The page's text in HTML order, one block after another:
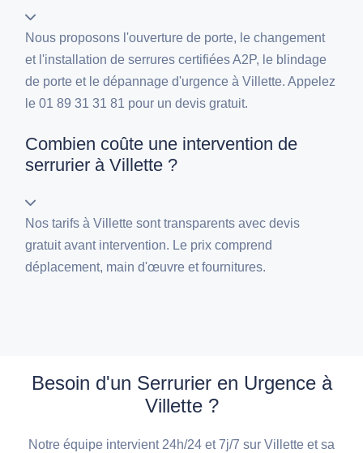
Nous proposons l'ouverture de porte, le changement
et l'installation de serrures certifiées A2P, le blindage
de porte et le dépannage d'urgence à Villette. Appelez
le 01 89 31 31 81 pour un devis gratuit.
Combien coûte une intervention de
serrurier à Villette ?
Nos tarifs à Villette sont transparents avec devis
gratuit avant intervention. Le prix comprend
déplacement, main d'œuvre et fournitures.
Besoin d'un Serrurier en Urgence à
Villette ?
Notre équipe intervient 24h/24 et 7j/7 sur Villette et sa